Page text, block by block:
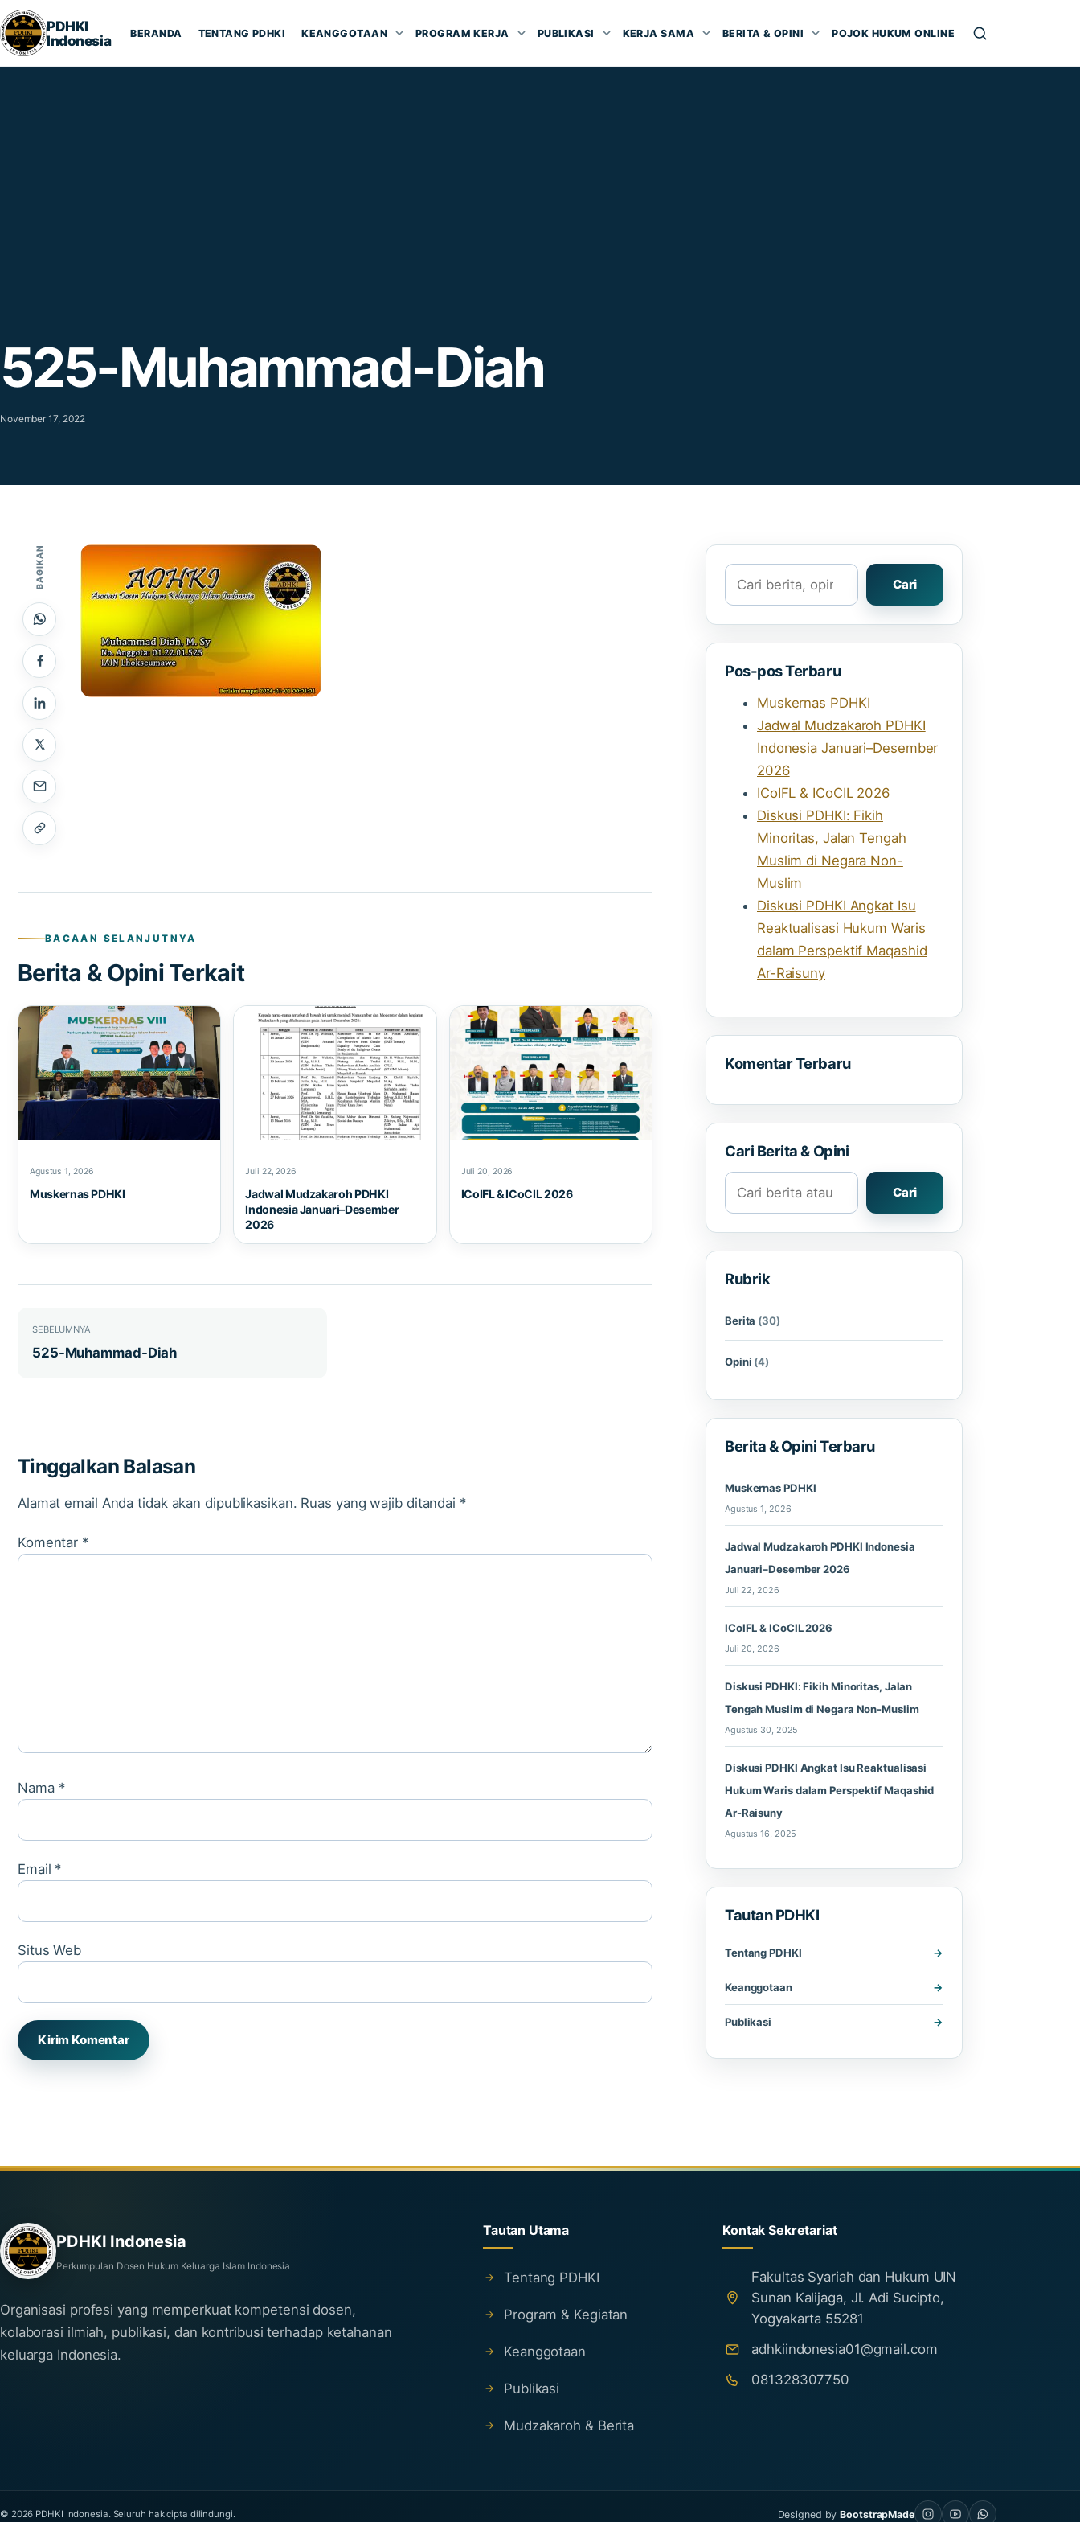
Lompat ke konten
PDHKI
Indonesia
BERANDA TENTANG PDHKI KEANGGOTAAN PROGRAM KERJA PUBLIKASI KERJA SAMA BERITA & OPINI POJOK HUKUM ONLINE
525-Muhammad-Diah
November 17, 2022
BAGIKAN
BACAAN SELANJUTNYA
Berita & Opini Terkait
Agustus 1, 2026
Muskernas PDHKI
Juli 22, 2026
Jadwal Mudzakaroh PDHKI
Indonesia Januari–Desember
2026
Juli 20, 2026
ICoIFL & ICoCIL 2026
Navigasi pos
SEBELUMNYA
525-Muhammad-Diah
Tinggalkan Balasan
Alamat email Anda tidak akan dipublikasikan. Ruas yang wajib ditandai *
Komentar *
Nama *
Email *
Situs Web
Cari
Cari
Pos-pos Terbaru
Muskernas PDHKI
Jadwal Mudzakaroh PDHKI
Indonesia Januari–Desember
2026
ICoIFL & ICoCIL 2026
Diskusi PDHKI: Fikih
Minoritas, Jalan Tengah
Muslim di Negara Non-
Muslim
Diskusi PDHKI Angkat Isu
Reaktualisasi Hukum Waris
dalam Perspektif Maqashid
Ar-Raisuny
Komentar Terbaru
Cari Berita & Opini
Cari berita atau opini
Cari
Rubrik
Berita (30)
Opini (4)
Berita & Opini Terbaru
Muskernas PDHKI
Agustus 1, 2026
Jadwal Mudzakaroh PDHKI Indonesia
Januari–Desember 2026
Juli 22, 2026
ICoIFL & ICoCIL 2026
Juli 20, 2026
Diskusi PDHKI: Fikih Minoritas, Jalan
Tengah Muslim di Negara Non-Muslim
Agustus 30, 2025
Diskusi PDHKI Angkat Isu Reaktualisasi
Hukum Waris dalam Perspektif Maqashid
Ar-Raisuny
Agustus 16, 2025
Tautan PDHKI
Tentang PDHKI
Keanggotaan
Publikasi
PDHKI Indonesia
Perkumpulan Dosen Hukum Keluarga Islam Indonesia
Organisasi profesi yang memperkuat kompetensi dosen,
kolaborasi ilmiah, publikasi, dan kontribusi terhadap ketahanan
keluarga Indonesia.
Tautan Utama
Tentang PDHKI
Program & Kegiatan
Keanggotaan
Publikasi
Mudzakaroh & Berita
Kontak Sekretariat
Fakultas Syariah dan Hukum UIN
Sunan Kalijaga, Jl. Adi Sucipto,
Yogyakarta 55281
adhkiindonesia01@gmail.com
081328307750
© 2026 PDHKI Indonesia. Seluruh hak cipta dilindungi. Designed byBootstrapMade